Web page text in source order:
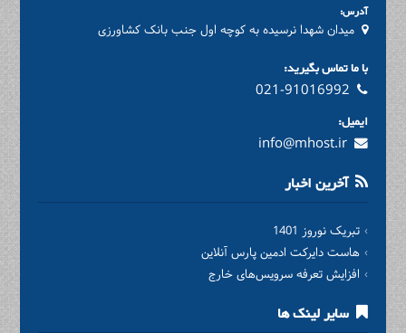
آدرس:
میدان شهدا نرسیده به کوچه اول جنب بانک کشاورزی
با ما تماس بگیرید:
021-91016992
ایمیل:
info@mhost.ir
آخرین اخبار
تبریک نوروز 1401
هاست دایرکت ادمین پارس آنلاین
افزایش تعرفه سرویس‌های خارج
سایر لینک ها